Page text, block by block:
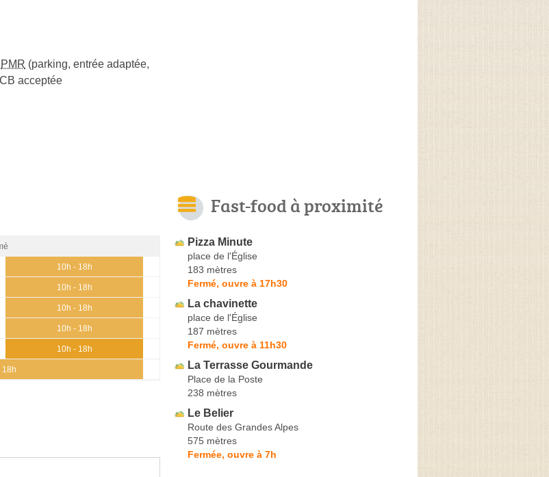
PMR (parking, entrée adaptée,
CB acceptée
10h - 18h
10h - 18h
10h - 18h
10h - 18h
10h - 18h
18h
Fast-food à proximité
Pizza Minute
place de l'Église
183 mètres
Fermé, ouvre à 17h30
La chavinette
place de l'Église
187 mètres
Fermé, ouvre à 11h30
La Terrasse Gourmande
Place de la Poste
238 mètres
Le Belier
Route des Grandes Alpes
575 mètres
Fermée, ouvre à 7h